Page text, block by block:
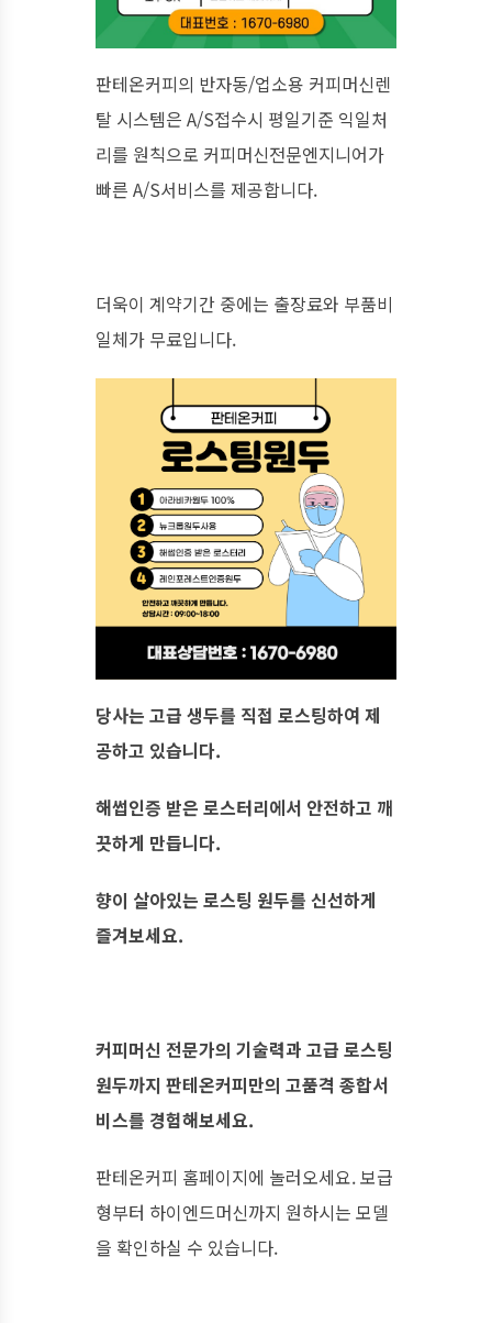
​판테온커피의 반자동/업소용 커피머신렌
탈 시스템은 A/S접수시 평일기준 익일처
리를 원칙으로 커피머신전문엔지니어가
빠른 A/S서비스를 제공합니다.
​더욱이 계약기간 중에는 출장료와 부품비
일체가 무료입니다.
당사는 고급 생두를 직접 로스팅하여 제
공하고 있습니다.
해썹인증 받은 로스터리에서 안전하고 깨
끗하게 만듭니다.
향이 살아있는 로스팅 원두를 신선하게
즐겨보세요.
커피머신 전문가의 기술력과 고급 로스팅
원두까지 판테온커피만의 고품격 종합서
비스를 경험해보세요.
판테온커피 홈페이지에 놀러오세요. 보급
형부터 하이엔드머신까지 원하시는 모델
을 확인하실 수 있습니다.